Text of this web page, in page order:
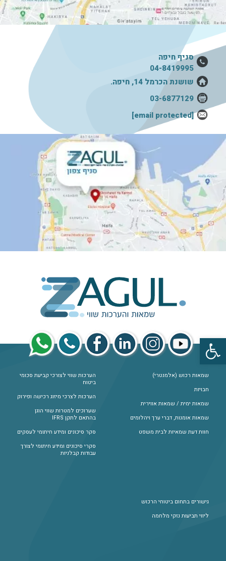
סניף חיפה
04-8419995
שושנת הכרמל 14, חיפה.
03-6877129
[email protected]
שמאות רכוש (אלמנטרי)
חבויות
שמאות ימית / שמאות אווירית
שמאות אומנות, דברי ערך ויהלומים
חוות דעת שמאיות לבית משפט
הערכות שווי לצורכי קביעת סכומי
ביטוח
הערכות לצרכי מיזוג רכישה ופירוק
שערוכים למטרות שווי הוגן
בהתאם לתקן IFRS
סקר סיכונים ומידע חיתומי לעסקים
סקרי סיכונים ומידע חיתומי לצורך
עבודות קבלניות
גישורים בתחום ביטוחי הרכוש
ליווי תביעות נזקי מלחמה
פתח סרגל נגישות